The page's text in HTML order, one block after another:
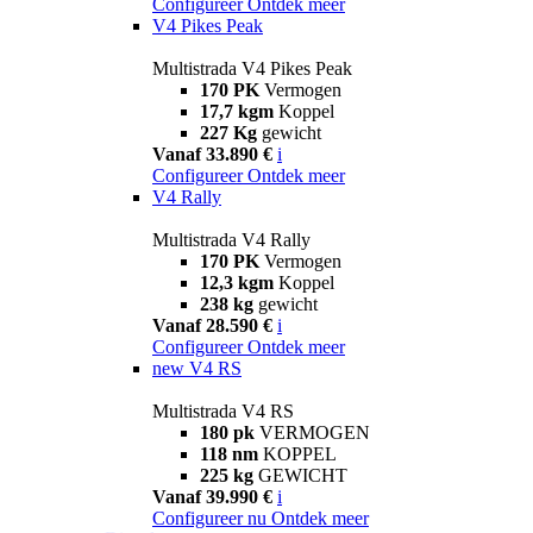
V4 Pikes Peak
Multistrada V4 Pikes Peak
170 PK Vermogen
17,7 kgm Koppel
227 Kg gewicht
Vanaf 33.890 € i
Configureer Ontdek meer
V4 Rally
Multistrada V4 Rally
170 PK Vermogen
12,3 kgm Koppel
238 kg gewicht
Vanaf 28.590 € i
Configureer Ontdek meer
new V4 RS
Multistrada V4 RS
180 pk VERMOGEN
118 nm KOPPEL
225 kg GEWICHT
Vanaf 39.990 € i
Configureer nu Ontdek meer